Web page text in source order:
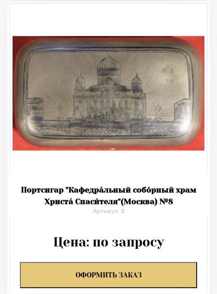
Портсигар "Кафедра́льный собо́рный храм
Христа́ Спаси́теля"(Москва) №8
Артикул: 8
Цена: по запросу
ОФОРМИТЬ ЗАКАЗ